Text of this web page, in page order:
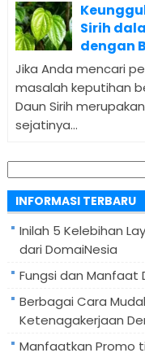
Sirih
dengan
Jika Anda mencari
masalah keputihan
Daun Sirih
sejatinya...
Cari
untuk:
INFORMASI TERBARU
Inilah 5 Kelebihan
dari DomaiNesia
Fungsi dan Manfaat
Berbagai Cara
Ketenagakerjaan
Manfaatkan Promo